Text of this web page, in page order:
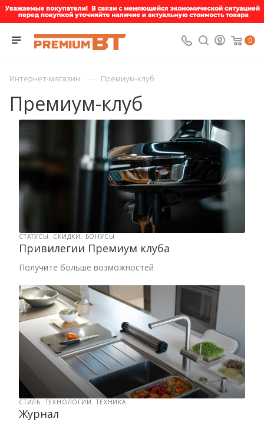
0
Интернет-магазин — Премиум-клуб
Премиум-клуб
СТАТУСЫ. СКИДКИ. БОНУСЫ
Привилегии Премиум клуба
Получите больше возможностей
СТИЛЬ. ТЕХНОЛОГИИ. ТЕХНИКА
Журнал